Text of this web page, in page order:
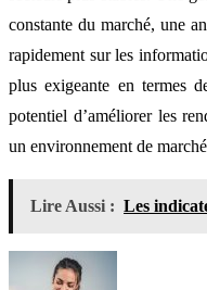
constante du marché, une
rapidement sur les
plus exigeante en termes
potentiel d’améliorer les
un environnement de
Lire Aussi : Les